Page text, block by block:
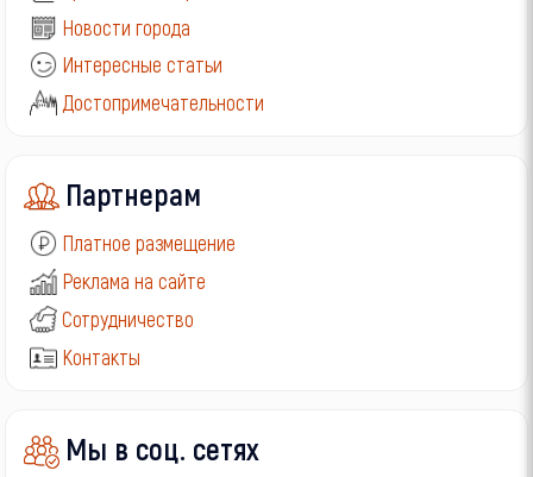
Новости города
Интересные статьи
Достопримечательности
Партнерам
Платное размещение
Реклама на сайте
Сотрудничество
Контакты
Мы в соц. сетях